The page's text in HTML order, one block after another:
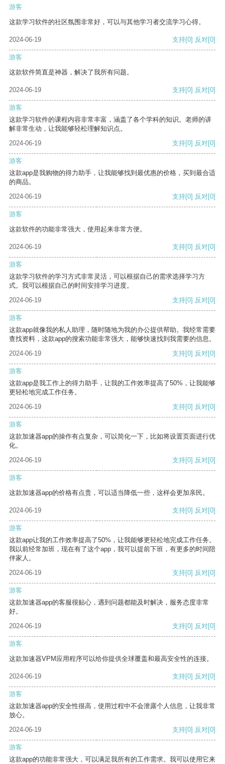
游客
这款学习软件的社区氛围非常好，可以与其他学习者交流学习心得。
2024-06-19 支持[0] 反对[0]
游客
这款软件简直是神器，解决了我所有问题。
2024-06-19 支持[0] 反对[0]
游客
这款学习软件的课程内容非常丰富，涵盖了各个学科的知识。老师的讲
解非常生动，让我能够轻松理解知识点。
2024-06-19
支持[0] 反对[0]
游客
这款app是我购物的得力助手，让我能够找到最优惠的价格，买到最合适
的商品。
2024-06-19
支持[0] 反对[0]
游客
这款软件的功能非常强大，使用起来非常方便。
2024-06-19 支持[0] 反对[0]
游客
这款学习软件的学习方式非常灵活，可以根据自己的需求选择学习方
式。我可以根据自己的时间安排学习进度。
2024-06-19
支持[0] 反对[0]
游客
这款app就像我的私人助理，随时随地为我的办公提供帮助。我经常需要
查找资料，这款app的搜索功能非常强大，能够快速找到我需要的信息。
2024-06-19
支持[0] 反对[0]
游客
这款app是我工作上的得力助手，让我的工作效率提高了50%，让我能够
更轻松地完成工作任务。
2024-06-19
支持[0] 反对[0]
游客
这款加速器app的操作有点复杂，可以简化一下，比如将设置页面进行优
化。
2024-06-19
支持[0] 反对[0]
游客
这款加速器app的价格有点贵，可以适当降低一些，这样会更加亲民。
2024-06-19 支持[0] 反对[0]
游客
这款app让我的工作效率提高了50%，让我能够更轻松地完成工作任务。
我以前经常加班，现在有了这个app，我可以提前下班，有更多的时间陪
伴家人。
2024-06-19
支持[0] 反对[0]
游客
这款加速器app的客服很贴心，遇到问题都能及时解决，服务态度非常
好。
2024-06-19
支持[0] 反对[0]
游客
这款加速器VPM应用程序可以给你提供全球覆盖和最高安全性的连接。
2024-06-19 支持[0] 反对[0]
游客
这款加速器app的安全性很高，使用过程中不会泄露个人信息，让我非常
放心。
2024-06-19
支持[0] 反对[0]
游客
这款app的功能非常强大，可以满足我所有的工作需求。我可以使用它来